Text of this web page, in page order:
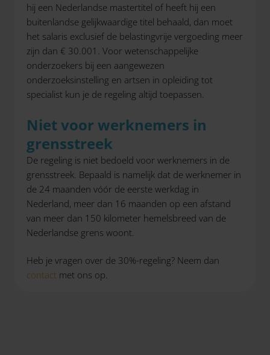
hij een Nederlandse mastertitel of heeft hij een
buitenlandse gelijkwaardige titel behaald, dan moet
het salaris exclusief de belastingvrije vergoeding meer
zijn dan € 30.001. Voor wetenschappelijke
onderzoekers bij een aangewezen
onderzoeksinstelling en artsen in opleiding tot
specialist kun je de regeling altijd toepassen.
Niet voor werknemers in
grensstreek
De regeling is niet bedoeld voor werknemers in de
grensstreek. Bepaald is namelijk dat de werknemer in
de 24 maanden vóór de eerste werkdag in
Nederland, meer dan 16 maanden op een afstand
van meer dan 150 kilometer hemelsbreed van de
Nederlandse grens woont.
Heb je vragen over de 30%-regeling? Neem dan
contact met ons op.